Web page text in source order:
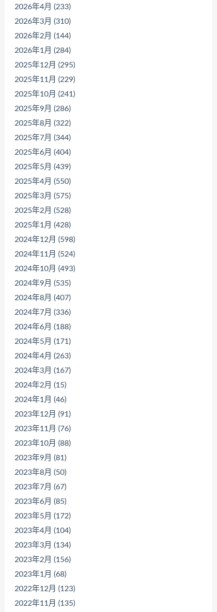
2026年4月 (233)
2026年3月 (310)
2026年2月 (144)
2026年1月 (284)
2025年12月 (295)
2025年11月 (229)
2025年10月 (241)
2025年9月 (286)
2025年8月 (322)
2025年7月 (344)
2025年6月 (404)
2025年5月 (439)
2025年4月 (550)
2025年3月 (575)
2025年2月 (528)
2025年1月 (428)
2024年12月 (598)
2024年11月 (524)
2024年10月 (493)
2024年9月 (535)
2024年8月 (407)
2024年7月 (336)
2024年6月 (188)
2024年5月 (171)
2024年4月 (263)
2024年3月 (167)
2024年2月 (15)
2024年1月 (46)
2023年12月 (91)
2023年11月 (76)
2023年10月 (88)
2023年9月 (81)
2023年8月 (50)
2023年7月 (67)
2023年6月 (85)
2023年5月 (172)
2023年4月 (104)
2023年3月 (134)
2023年2月 (156)
2023年1月 (68)
2022年12月 (123)
2022年11月 (135)